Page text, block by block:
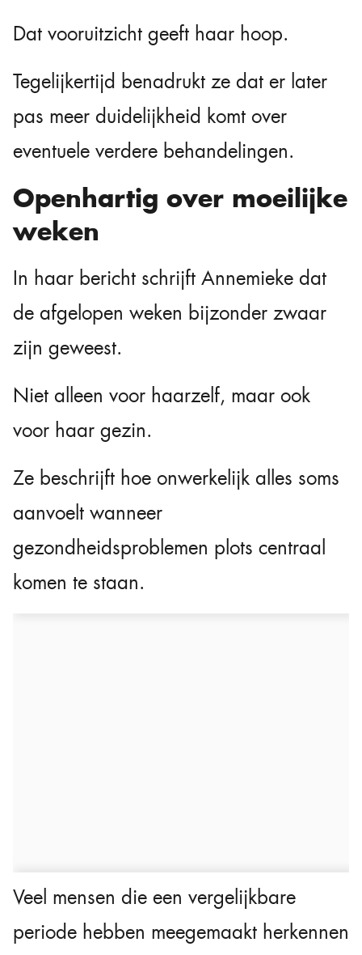
Dat vooruitzicht geeft haar hoop.
Tegelijkertijd benadrukt ze dat er later
pas meer duidelijkheid komt over
eventuele verdere behandelingen.
Openhartig over moeilijke
weken
In haar bericht schrijft Annemieke dat
de afgelopen weken bijzonder zwaar
zijn geweest.
Niet alleen voor haarzelf, maar ook
voor haar gezin.
Ze beschrijft hoe onwerkelijk alles soms
aanvoelt wanneer
gezondheidsproblemen plots centraal
komen te staan.
Veel mensen die een vergelijkbare
periode hebben meegemaakt herkennen